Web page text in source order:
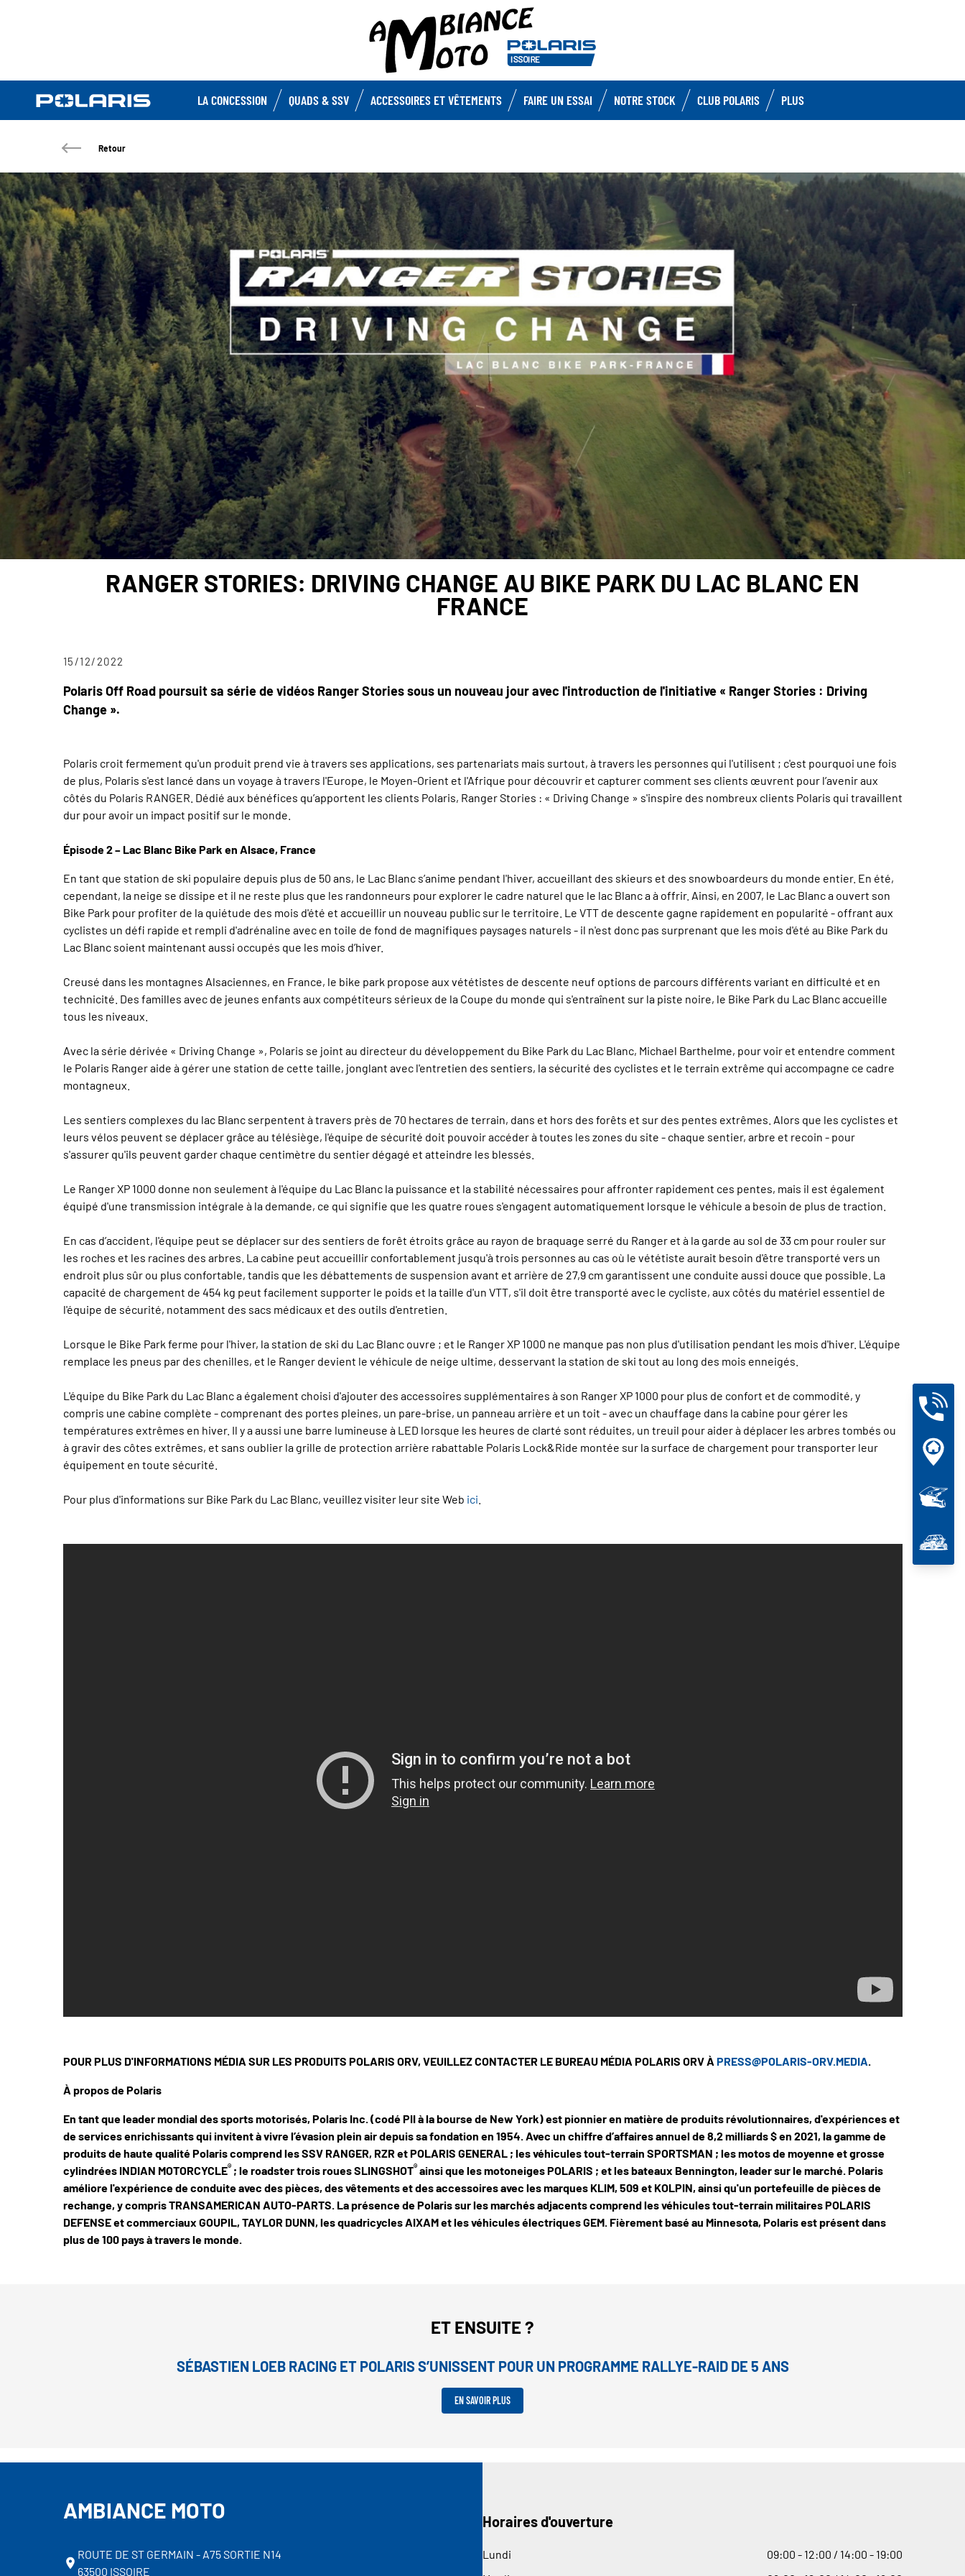
LA CONCESSION QUADS & SSV ACCESSOIRES ET VÊTEMENTS FAIRE UN ESSAI NOTRE STOCK CLUB POLARIS PLUS
Retour
RANGER STORIES: DRIVING CHANGE AU BIKE PARK DU LAC BLANC EN
FRANCE
15/12/2022
Polaris Off Road poursuit sa série de vidéos Ranger Stories sous un nouveau jour avec l'introduction de l'initiative « Ranger Stories : Driving
Change ».
Polaris croit fermement qu'un produit prend vie à travers ses applications, ses partenariats mais surtout, à travers les personnes qui l'utilisent ; c'est pourquoi une fois
de plus, Polaris s'est lancé dans un voyage à travers l'Europe, le Moyen-Orient et l'Afrique pour découvrir et capturer comment ses clients œuvrent pour l’avenir aux
côtés du Polaris RANGER. Dédié aux bénéfices qu’apportent les clients Polaris, Ranger Stories : « Driving Change » s'inspire des nombreux clients Polaris qui travaillent
dur pour avoir un impact positif sur le monde.
Épisode 2 – Lac Blanc Bike Park en Alsace, France
En tant que station de ski populaire depuis plus de 50 ans, le Lac Blanc s’anime pendant l'hiver, accueillant des skieurs et des snowboardeurs du monde entier. En été,
cependant, la neige se dissipe et il ne reste plus que les randonneurs pour explorer le cadre naturel que le lac Blanc a à offrir. Ainsi, en 2007, le Lac Blanc a ouvert son
Bike Park pour profiter de la quiétude des mois d'été et accueillir un nouveau public sur le territoire. Le VTT de descente gagne rapidement en popularité - offrant aux
cyclistes un défi rapide et rempli d'adrénaline avec en toile de fond de magnifiques paysages naturels - il n'est donc pas surprenant que les mois d'été au Bike Park du
Lac Blanc soient maintenant aussi occupés que les mois d’hiver.
Creusé dans les montagnes Alsaciennes, en France, le bike park propose aux vététistes de descente neuf options de parcours différents variant en difficulté et en
technicité. Des familles avec de jeunes enfants aux compétiteurs sérieux de la Coupe du monde qui s'entraînent sur la piste noire, le Bike Park du Lac Blanc accueille
tous les niveaux.
Avec la série dérivée « Driving Change », Polaris se joint au directeur du développement du Bike Park du Lac Blanc, Michael Barthelme, pour voir et entendre comment
le Polaris Ranger aide à gérer une station de cette taille, jonglant avec l'entretien des sentiers, la sécurité des cyclistes et le terrain extrême qui accompagne ce cadre
montagneux.
Les sentiers complexes du lac Blanc serpentent à travers près de 70 hectares de terrain, dans et hors des forêts et sur des pentes extrêmes. Alors que les cyclistes et
leurs vélos peuvent se déplacer grâce au télésiège, l'équipe de sécurité doit pouvoir accéder à toutes les zones du site - chaque sentier, arbre et recoin - pour
s'assurer qu'ils peuvent garder chaque centimètre du sentier dégagé et atteindre les blessés.
Le Ranger XP 1000 donne non seulement à l'équipe du Lac Blanc la puissance et la stabilité nécessaires pour affronter rapidement ces pentes, mais il est également
équipé d'une transmission intégrale à la demande, ce qui signifie que les quatre roues s'engagent automatiquement lorsque le véhicule a besoin de plus de traction.
En cas d’accident, l'équipe peut se déplacer sur des sentiers de forêt étroits grâce au rayon de braquage serré du Ranger et à la garde au sol de 33 cm pour rouler sur
les roches et les racines des arbres. La cabine peut accueillir confortablement jusqu'à trois personnes au cas où le vététiste aurait besoin d'être transporté vers un
endroit plus sûr ou plus confortable, tandis que les débattements de suspension avant et arrière de 27,9 cm garantissent une conduite aussi douce que possible. La
capacité de chargement de 454 kg peut facilement supporter le poids et la taille d'un VTT, s'il doit être transporté avec le cycliste, aux côtés du matériel essentiel de
l'équipe de sécurité, notamment des sacs médicaux et des outils d'entretien.
Lorsque le Bike Park ferme pour l'hiver, la station de ski du Lac Blanc ouvre ; et le Ranger XP 1000 ne manque pas non plus d'utilisation pendant les mois d'hiver. L'équipe
remplace les pneus par des chenilles, et le Ranger devient le véhicule de neige ultime, desservant la station de ski tout au long des mois enneigés.
L'équipe du Bike Park du Lac Blanc a également choisi d'ajouter des accessoires supplémentaires à son Ranger XP 1000 pour plus de confort et de commodité, y
compris une cabine complète - comprenant des portes pleines, un pare-brise, un panneau arrière et un toit - avec un chauffage dans la cabine pour gérer les
températures extrêmes en hiver. Il y a aussi une barre lumineuse à LED lorsque les heures de clarté sont réduites, un treuil pour aider à déplacer les arbres tombés ou
à gravir des côtes extrêmes, et sans oublier la grille de protection arrière rabattable Polaris Lock&Ride montée sur la surface de chargement pour transporter leur
équipement en toute sécurité.
Pour plus d'informations sur Bike Park du Lac Blanc, veuillez visiter leur site Web ici
POUR PLUS D'INFORMATIONS MÉDIA SUR LES PRODUITS POLARIS ORV, VEUILLEZ CONTACTER LE BUREAU MÉDIA POLARIS ORV À PRESS@POLARIS-ORV.MEDIA
À propos de Polaris
En tant que leader mondial des sports motorisés, Polaris Inc. (codé PII à la bourse de New York) est pionnier en matière de produits révolutionnaires, d'expériences et
de services enrichissants qui invitent à vivre l’évasion plein air depuis sa fondation en 1954. Avec un chiffre d’affaires annuel de 8,2 milliards $ en 2021, la gamme de
produits de haute qualité Polaris comprend les SSV RANGER, RZR et POLARIS GENERAL ; les véhicules tout-terrain SPORTSMAN ; les motos de moyenne et grosse
cylindrées INDIAN MOTORCYCLE®; le roadster trois roues SLINGSHOT®ainsi que les motoneiges POLARIS ; et les bateaux Bennington, leader sur le marché. Polaris
améliore l'expérience de conduite avec des pièces, des vêtements et des accessoires avec les marques KLIM, 509 et KOLPIN, ainsi qu'un portefeuille de pièces de
rechange, y compris TRANSAMERICAN AUTO-PARTS. La présence de Polaris sur les marchés adjacents comprend les véhicules tout-terrain militaires POLARIS
DEFENSE et commerciaux GOUPIL, TAYLOR DUNN, les quadricycles AIXAM et les véhicules électriques GEM. Fièrement basé au Minnesota, Polaris est présent dans
plus de 100 pays à travers le monde.
ET ENSUITE ?
SÉBASTIEN LOEB RACING ET POLARIS S’UNISSENT POUR UN PROGRAMME RALLYE-RAID DE 5 ANS
EN SAVOIR PLUS
AMBIANCE MOTO
ROUTE DE ST GERMAIN - A75 SORTIE N14
63500 ISSOIRE
Horaires d'ouverture
Lundi 09:00 - 12:00 / 14:00 - 19:00